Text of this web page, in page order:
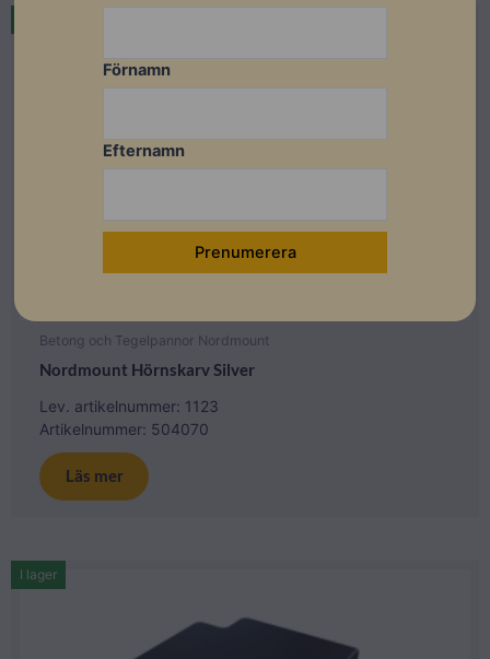
Betong och Tegelpannor Nordmount
Nordmount Hörnskarv Silver
Lev. artikelnummer: 1123
Artikelnummer: 504070
Läs mer
I lager
Förnamn
Efternamn